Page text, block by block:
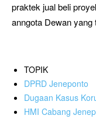
praktek jual beli
anngota Dewan yang
TOPIK
DPRD Jeneponto
Dugaan Kasus
HMI Cabang